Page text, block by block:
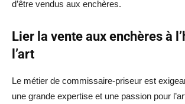
d’être vendus aux enchères.
Lier la vente aux enchères à
l’art
Le métier de commissaire-priseur est
une grande expertise et une passion pour